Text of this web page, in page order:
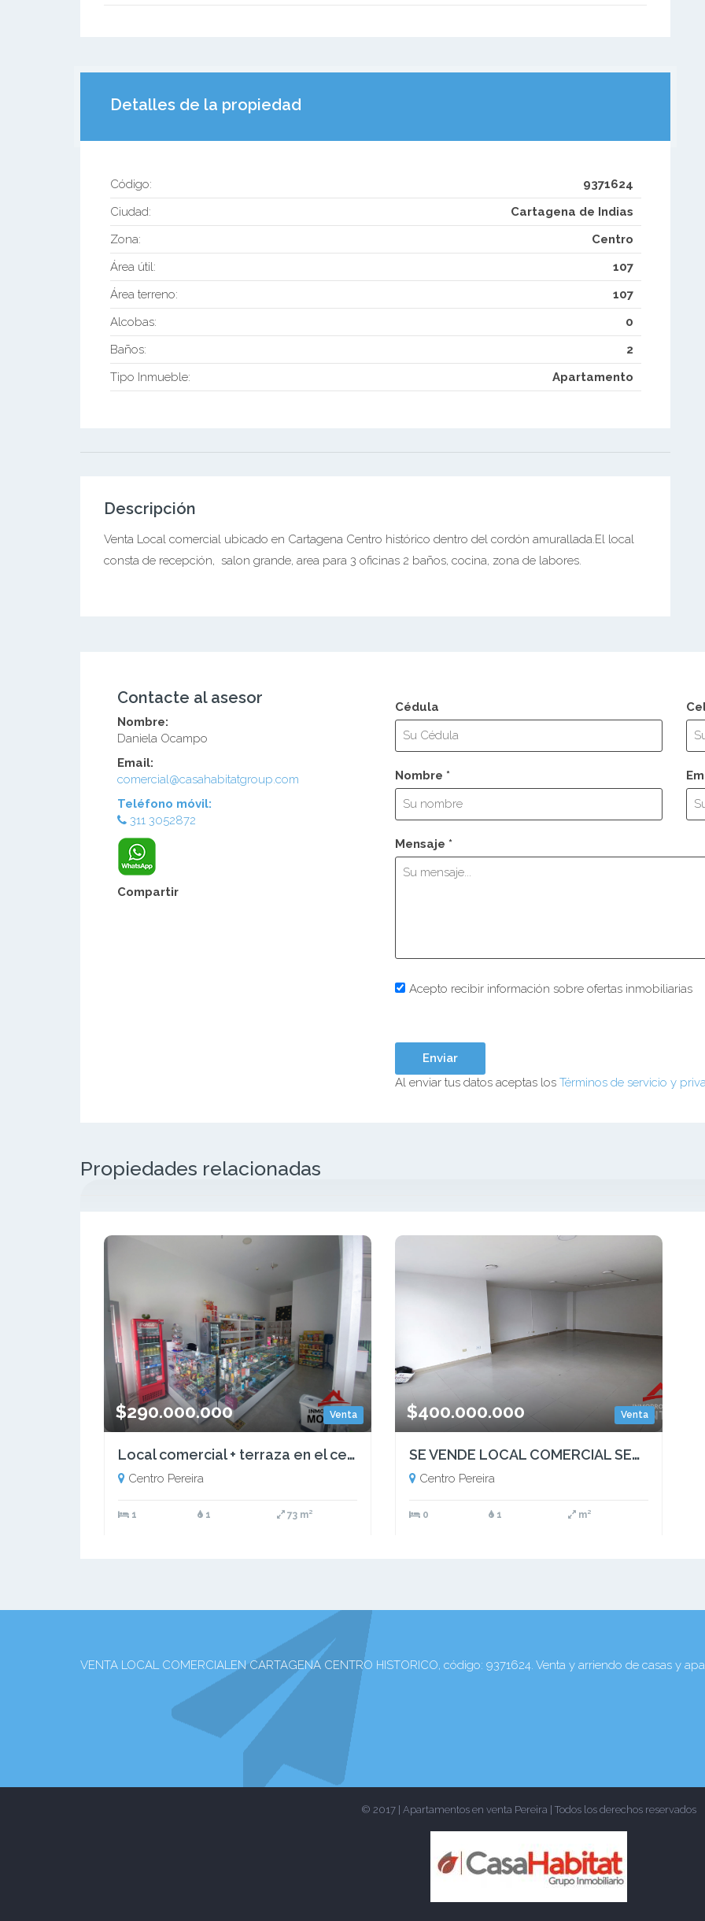
Detalles de la propiedad
Código:
9371624
Ciudad:
Cartagena de Indias
Zona:
Centro
Área útil:
107
Área terreno:
107
Alcobas:
0
Baños:
2
Tipo Inmueble:
Apartamento
Descripción
Venta Local comercial ubicado en Cartagena Centro histórico dentro del cordón amurallada.El local
consta de recepción, salon grande, area para 3 oficinas 2 baños, cocina, zona de labores.
Contacte al asesor
Nombre:
Daniela Ocampo
Email:
comercial@casahabitatgroup.com
Teléfono móvil:
311 3052872
Compartir
Cédula
Nombre *
Mensaje *
Acepto recibir información sobre ofertas inmobiliarias
Al enviar tus datos aceptas los Términos de servicio y
Propiedades relacionadas
Venta
$290.000.000
Local comercial + terraza en el centro de Pereira
Centro Pereira
1 1 73 m²
Venta
$400.000.000
SE VENDE LOCAL COMERCIAL SECTOR CENTRO, PEREIRA
Centro Pereira
0 1 m²
VENTA LOCAL COMERCIALEN CARTAGENA CENTRO HISTORICO, código: 9371624. Venta y arriendo de casas y
© 2017 | Apartamentos en venta Pereira | Todos los derechos reservados